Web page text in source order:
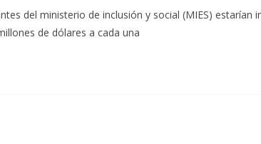
del ministerio de inclusión y social (MIES) estarían
de dólares a cada una